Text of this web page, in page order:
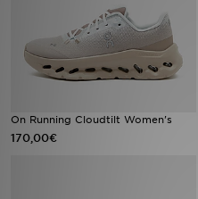
On Running Cloudtilt Women's
170,00€
Minun viestini